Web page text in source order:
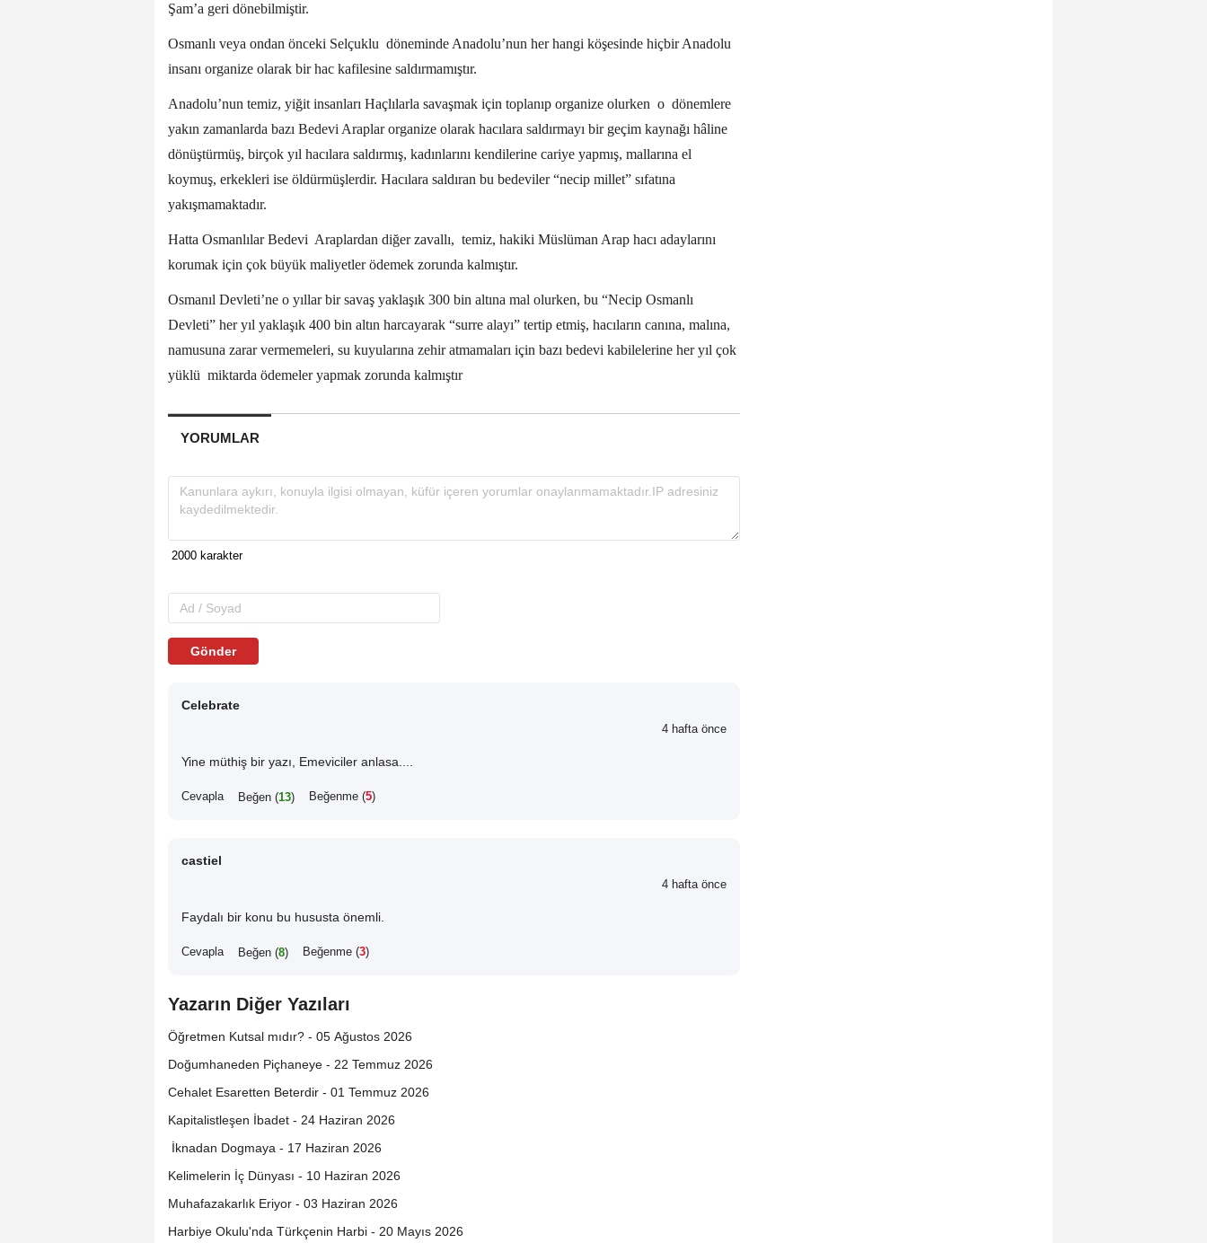
Şam’a geri dönebilmiştir.
Osmanlı veya ondan önceki Selçuklu döneminde Anadolu’nun her hangi köşesinde hiçbir Anadolu
insanı organize olarak bir hac kafilesine saldırmamıştır.
Anadolu’nun temiz, yiğit insanları Haçlılarla savaşmak için toplanıp organize olurken o dönemlere
yakın zamanlarda bazı Bedevi Araplar organize olarak hacılara saldırmayı bir geçim kaynağı hâline
dönüştürmüş, birçok yıl hacılara saldırmış, kadınlarını kendilerine cariye yapmış, mallarına el
koymuş, erkekleri ise öldürmüşlerdir. Hacılara saldıran bu bedeviler “necip millet” sıfatına
yakışmamaktadır.
Hatta Osmanlılar Bedevi Araplardan diğer zavallı, temiz, hakiki Müslüman Arap hacı adaylarını
korumak için çok büyük maliyetler ödemek zorunda kalmıştır.
Osmanıl Devleti’ne o yıllar bir savaş yaklaşık 300 bin altına mal olurken, bu “Necip Osmanlı
Devleti” her yıl yaklaşık 400 bin altın harcayarak “surre alayı” tertip etmiş, hacıların canına, malına,
namusuna zarar vermemeleri, su kuyularına zehir atmamaları için bazı bedevi kabilelerine her yıl çok
yüklü miktarda ödemeler yapmak zorunda kalmıştır
YORUMLAR
Gönder
Celebrate
4 hafta önce
Yine müthiş bir yazı, Emeviciler anlasa....
Cevapla Beğen (13) Beğenme (5)
castiel
4 hafta önce
Faydalı bir konu bu hususta önemli.
Cevapla Beğen (8) Beğenme (3)
Yazarın Diğer Yazıları
Öğretmen Kutsal mıdır? - 05 Ağustos 2026
Doğumhaneden Piçhaneye - 22 Temmuz 2026
Cehalet Esaretten Beterdir - 01 Temmuz 2026
Kapitalistleşen İbadet - 24 Haziran 2026
İknadan Dogmaya - 17 Haziran 2026
Kelimelerin İç Dünyası - 10 Haziran 2026
Muhafazakarlık Eriyor - 03 Haziran 2026
Harbiye Okulu'nda Türkçenin Harbi - 20 Mayıs 2026